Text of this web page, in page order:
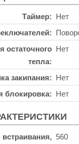
Таймер
Нет
остаточного
тепла
Нет
закипания
Нет
блокировка
Нет
560